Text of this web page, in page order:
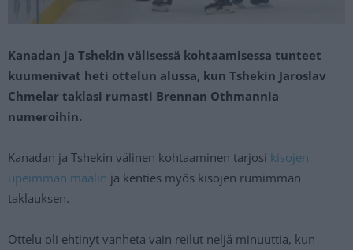
Kanadan ja Tshekin välisessä kohtaamisessa tunteet
kuumenivat heti ottelun alussa, kun Tshekin Jaroslav
Chmelar taklasi rumasti Brennan Othmannia
numeroihin.
Kanadan ja Tshekin välinen kohtaaminen tarjosi kisojen
upeimman maalin ja kenties myös kisojen rumimman
taklauksen.
Ottelu oli ehtinyt vanheta vain reilut neljä minuuttia, kun